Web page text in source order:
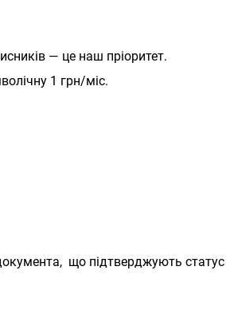
— це наш пріоритет.
1 грн/міс.
що підтверджують статус